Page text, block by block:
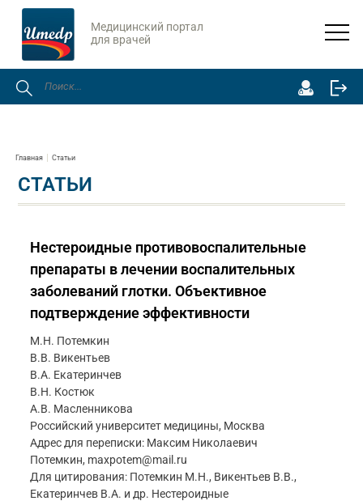
Медицинский портал
для врачей
Главная Статьи
СТАТЬИ
Нестероидные противовоспалительные
препараты в лечении воспалительных
заболеваний глотки. Объективное
подтверждение эффективности
М.Н. Потемкин
В.В. Викентьев
В.А. Екатеринчев
В.Н. Костюк
А.В. Масленникова
Российский университет медицины, Москва
Адрес для переписки: Максим Николаевич
Потемкин, maxpotem@mail.ru
Для цитирования: Потемкин М.Н., Викентьев В.В.,
Екатеринчев В.А. и др. Нестероидные